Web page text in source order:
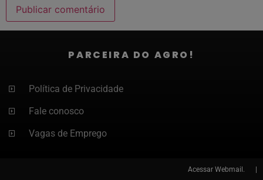
PARCEIRA DO AGRO!
Política de Privacidade
Fale conosco
Vagas de Emprego
Acessar Webmail. |